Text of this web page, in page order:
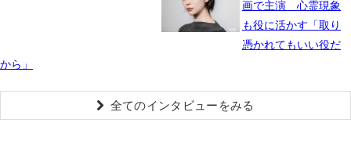
画で主演 心霊現象
も役に活かす「取り
憑かれてもいい役だ
から」
全てのインタビューをみる